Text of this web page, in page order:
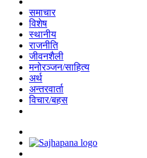
समाचार
विशेष
स्थानीय
राजनीति
जीवनशैली
मनोरञ्जन/साहित्य
अर्थ
अन्तरवार्ता
विचार/बहस